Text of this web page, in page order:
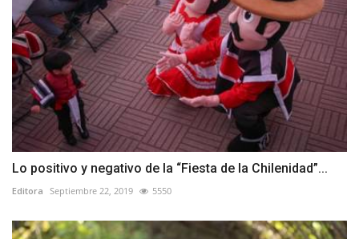
Lo positivo y negativo de la “Fiesta de la Chilenidad”...
Editora Septiembre 22, 2019 5550